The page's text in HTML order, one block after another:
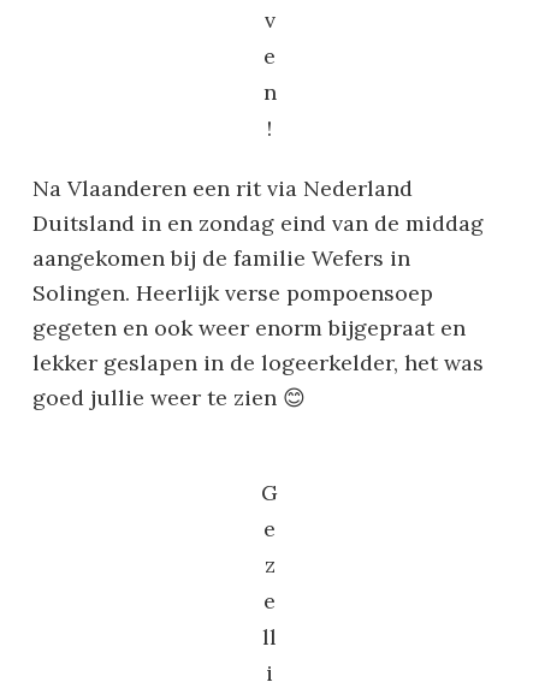
v
e
n
!
Na Vlaanderen een rit via Nederland
Duitsland in en zondag eind van de middag
aangekomen bij de familie Wefers in
Solingen. Heerlijk verse pompoensoep
gegeten en ook weer enorm bijgepraat en
lekker geslapen in de logeerkelder, het was
goed jullie weer te zien 😊
G
e
z
e
ll
i